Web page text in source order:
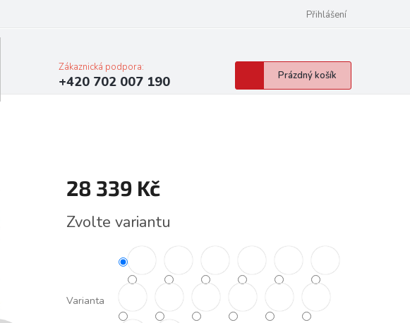
Přihlášení
Zákaznická podpora:
+420 702 007 190
Nákupní
košík
Prázdný košík
28 339 Kč
cena:
Zvolte variantu
Varianta